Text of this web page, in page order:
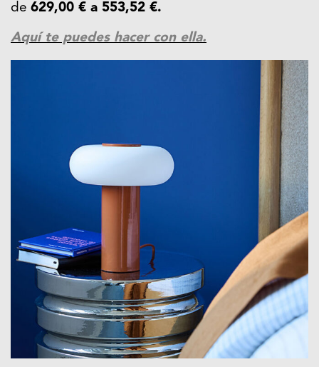
de 629,00 € a 553,52 €.
Aquí te puedes hacer con ella.